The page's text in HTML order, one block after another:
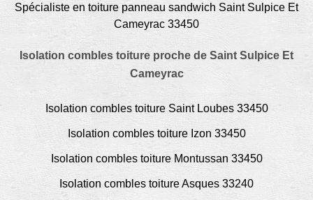
Spécialiste en toiture panneau sandwich Saint Sulpice Et
Cameyrac 33450
Isolation combles toiture proche de Saint Sulpice Et
Cameyrac
Isolation combles toiture Saint Loubes 33450
Isolation combles toiture Izon 33450
Isolation combles toiture Montussan 33450
Isolation combles toiture Asques 33240